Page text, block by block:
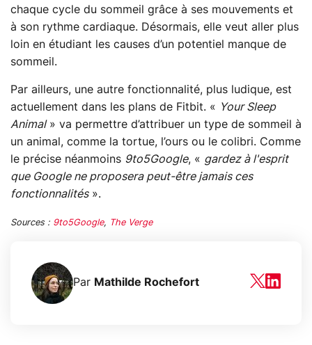
chaque cycle du sommeil grâce à ses mouvements et
à son rythme cardiaque. Désormais, elle veut aller plus
loin en étudiant les causes d’un potentiel manque de
sommeil.
Par ailleurs, une autre fonctionnalité, plus ludique, est
actuellement dans les plans de Fitbit. « Your Sleep
Animal» va permettre d’attribuer un type de sommeil à
un animal, comme la tortue, l’ours ou le colibri. Comme
le précise néanmoins 9to5Google, « gardez à l'esprit
que Google ne proposera peut-être jamais ces
fonctionnalités».
Sources : 9to5Google, The Verge
Par Mathilde Rochefort